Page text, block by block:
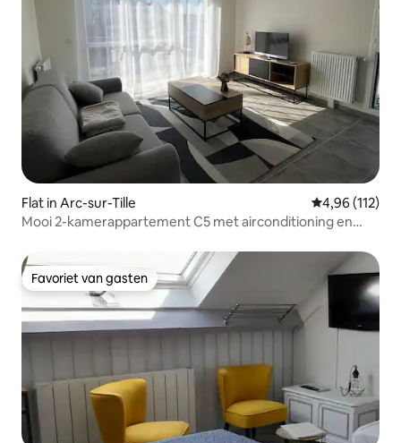
Flat in Arc-sur-Tille Gemiddelde
4,96 (112)
Mooi 2-kamerappartement C5 met airconditioning en
Favoriet van gasten
Favoriet van gasten